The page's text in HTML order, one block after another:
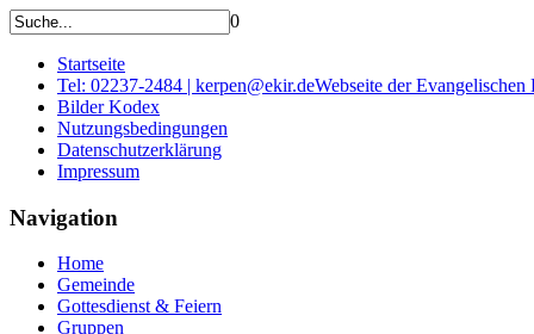
0
Startseite
Tel: 02237-2484 | kerpen@ekir.deWebseite der
Bilder Kodex
Nutzungsbedingungen
Datenschutzerklärung
Impressum
Navigation
Home
Gemeinde
Gottesdienst & Feiern
Gruppen